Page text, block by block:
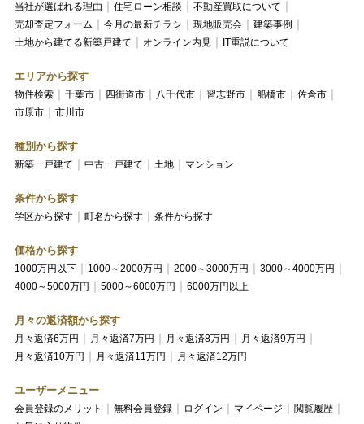
当社が選ばれる理由 住宅ローン相談
不動産買取について
売却査定フォーム
今月の最新チラシ 現地販売会
建築事例
土地から建てる新築戸建て
オンライン内見 IT重説について
エリアから探す
物件検索 千葉市 四街道市 八千代市 習志野市 船橋市
佐倉市
市原市
市川市
種別から探す
新築一戸建て 中古一戸建て 土地 マンション
条件から探す
学区から探す 町名から探す 条件から探す
価格から探す
1000万円以下 1000～2000万円 2000～3000万円
3000～4000万円
4000～5000万円
5000～6000万円 6000万円以上
月々の返済額から探す
月々返済6万円 月々返済7万円 月々返済8万円
月々返済9万円
月々返済10万円
月々返済11万円 月々返済12万円
ユーザーメニュー
会員登録のメリット 無料会員登録 ログイン マイページ
閲覧履歴